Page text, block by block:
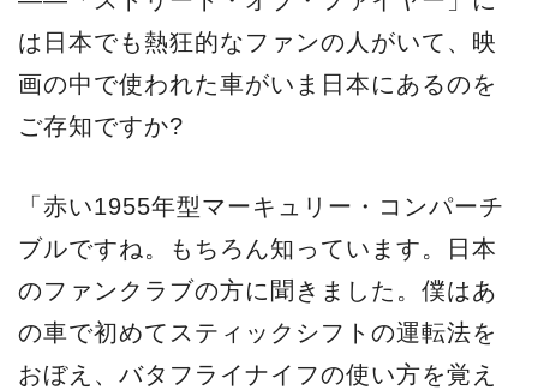
は日本でも熱狂的なファンの人がいて、映
画の中で使われた車がいま日本にあるのを
ご存知ですか?
「赤い1955年型マーキュリー・コンパーチ
ブルですね。もちろん知っています。日本
のファンクラブの方に聞きました。僕はあ
の車で初めてスティックシフトの運転法を
おぼえ、バタフライナイフの使い方を覚え